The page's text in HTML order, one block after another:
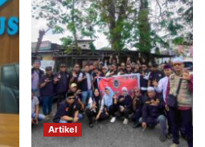
Artikel